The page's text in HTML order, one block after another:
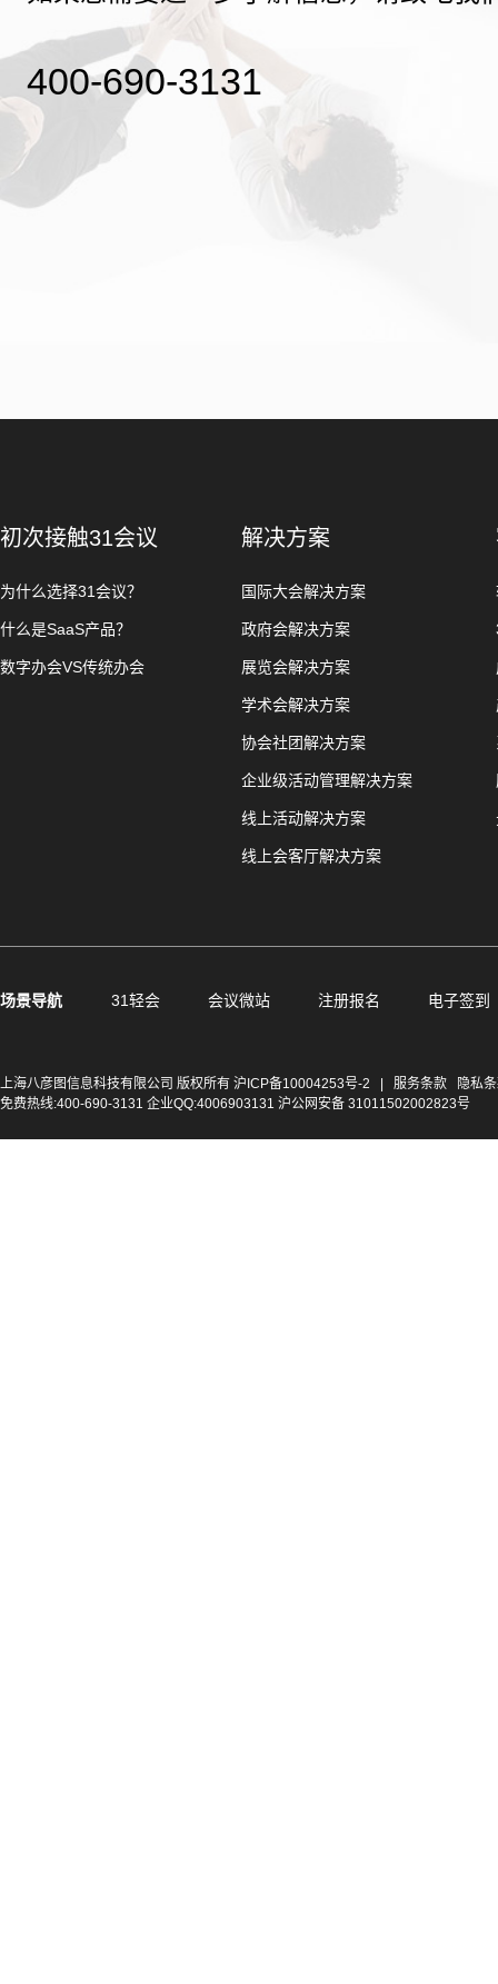
400-690-3131
初次接触31会议
为什么选择31会议？
什么是SaaS产品？
数字办会VS传统办会
解决方案
国际大会解决方案
政府会解决方案
展览会解决方案
学术会解决方案
协会社团解决方案
企业级活动管理解决方案
线上活动解决方案
线上会客厅解决方案
场景导航 31轻会 会议微站 注册报名 电子签到
上海八彦图信息科技有限公司 版权所有 沪ICP备10004253号-2 服务条款
隐私
免费热线:400-690-3131 企业QQ:4006903131 沪公网安备 31011502002823号